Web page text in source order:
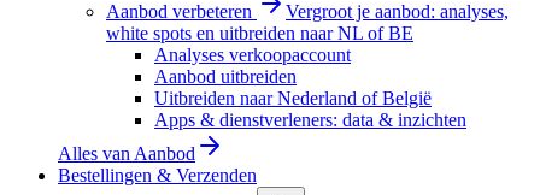
Aanbod verbeteren
Vergroot je aanbod: analyses,
white spots en uitbreiden naar NL of BE
Analyses verkoopaccount
Aanbod uitbreiden
Uitbreiden naar Nederland of België
Apps & dienstverleners: data & inzichten
Alles van Aanbod
Bestellingen & Verzenden